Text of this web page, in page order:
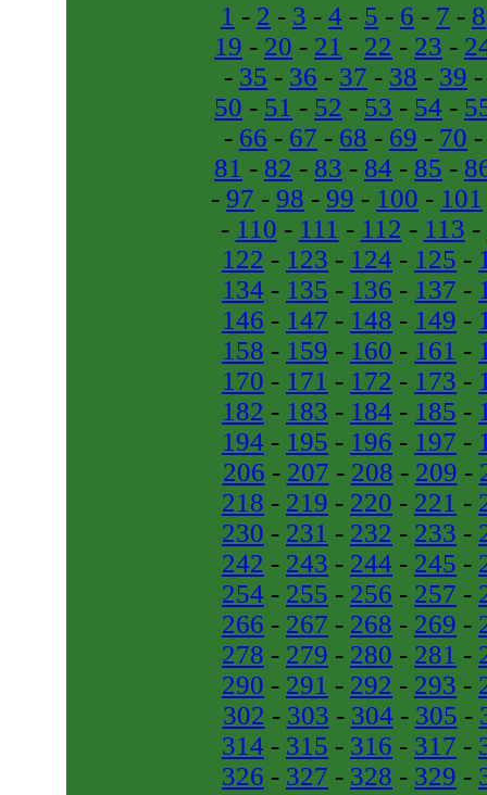
1 - 2 - 3 - 4 - 5 - 6 - 7 - 8
19 - 20 - 21 - 22 - 23 -
- 35 - 36 - 37 - 38 - 39
50 - 51 - 52 - 53 - 54 -
- 66 - 67 - 68 - 69 - 70
81 - 82 - 83 - 84 - 85 -
- 97 - 98 - 99 - 100 - 101
- 110 - 111 - 112 - 113 -
122 - 123 - 124 - 125 -
134 - 135 - 136 - 137 -
146 - 147 - 148 - 149 -
158 - 159 - 160 - 161 -
170 - 171 - 172 - 173 -
182 - 183 - 184 - 185 -
194 - 195 - 196 - 197 -
206 - 207 - 208 - 209 -
218 - 219 - 220 - 221 -
230 - 231 - 232 - 233 -
242 - 243 - 244 - 245 -
254 - 255 - 256 - 257 -
266 - 267 - 268 - 269 -
278 - 279 - 280 - 281 -
290 - 291 - 292 - 293 -
302 - 303 - 304 - 305 -
314 - 315 - 316 - 317 -
326 - 327 - 328 - 329 -